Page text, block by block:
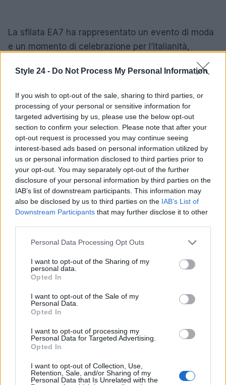
Style 24 - Do Not Process My Personal Information
If you wish to opt-out of the sale, sharing to third parties, or
processing of your personal or sensitive information for
targeted advertising by us, please use the below opt-out
section to confirm your selection. Please note that after your
opt-out request is processed you may continue seeing
interest-based ads based on personal information utilized by
us or personal information disclosed to third parties prior to
your opt-out. You may separately opt-out of the further
disclosure of your personal information by third parties on the
IAB’s list of downstream participants. This information may
also be disclosed by us to third parties on the IAB’s List of
Downstream Participants that may further disclose it to other
Please note that this website/app uses one or more Google
not limited to your visit or usage behaviour. You may click to
grant or deny consent to Google and its third-party tags to
use your data for below specified purposes in below Google
consent section.
Personal Data Processing Opt Outs
I want to opt-out of the Sharing of my
personal data.
Opted In
I want to opt-out of the Sale of my
Personal Data.
Opted In
I want to opt-out of processing my
Personal Data for Targeted Advertising.
Opted In
I want to opt-out of Collection, Use,
Retention, Sale, and/or Sharing of my
Personal Data that Is Unrelated with the
La sfilata EA7 ha rappresentato un evento di moda
e un momento di celebrazione per l’italianità,
unendo il mondo dello sport e della cultura in un
abbraccio che promette di durare nel tempo.
AUTORE
Staff